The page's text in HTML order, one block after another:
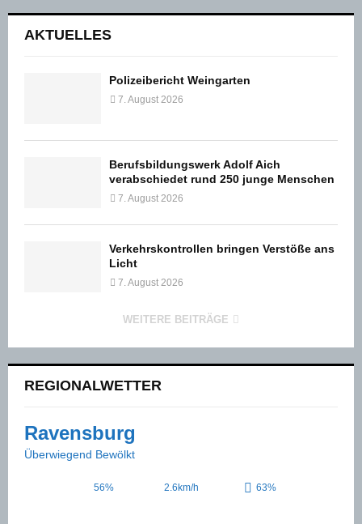
AKTUELLES
Polizeibericht Weingarten
7. August 2026
Berufsbildungswerk Adolf Aich
verabschiedet rund 250 junge Menschen
7. August 2026
Verkehrskontrollen bringen Verstöße ans
Licht
7. August 2026
WEITERE BEITRÄGE
REGIONALWETTER
Ravensburg
Überwiegend Bewölkt
56% 2.6km/h 63%